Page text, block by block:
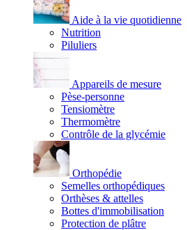
Aide à la vie quotidienne
Nutrition
Piluliers
Appareils de mesure
Pèse-personne
Tensiomètre
Thermomètre
Contrôle de la glycémie
Orthopédie
Semelles orthopédiques
Orthèses & attelles
Bottes d'immobilisation
Protection de plâtre